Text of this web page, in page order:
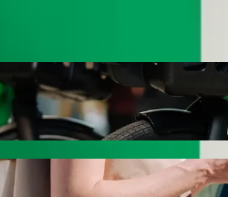
Apartment avec